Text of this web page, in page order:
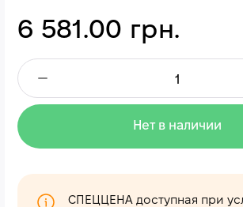
6 581.00 грн.
Нет в наличии
СПЕЦЦЕНА доступная при